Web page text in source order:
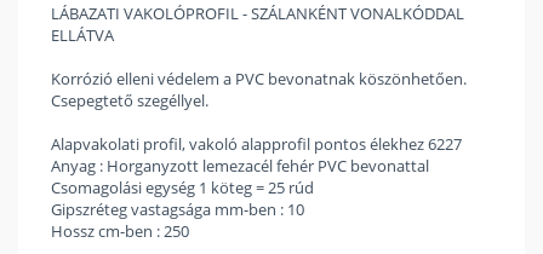
LÁBAZATI VAKOLÓPROFIL - SZÁLANKÉNT VONALKÓDDAL
ELLÁTVA
Korrózió elleni védelem a PVC bevonatnak köszönhetően.
Csepegtető szegéllyel.
Alapvakolati profil, vakoló alapprofil pontos élekhez 6227
Anyag : Horganyzott lemezacél fehér PVC bevonattal
Csomagolási egység 1 köteg = 25 rúd
Gipszréteg vastagsága mm-ben : 10
Hossz cm-ben : 250